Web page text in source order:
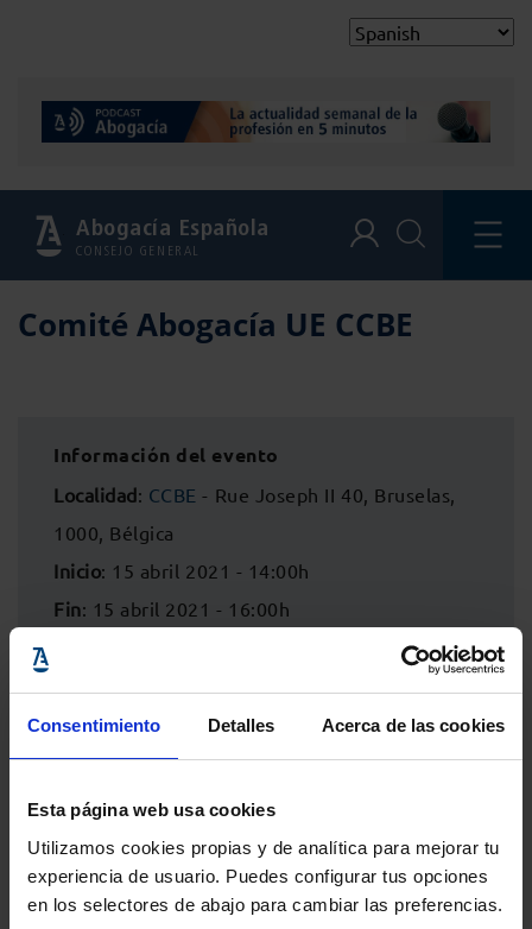
Consentimiento Detalles Acerca de las cookies
Esta página web usa cookies
Utilizamos cookies propias y de analítica para mejorar tu
experiencia de usuario. Puedes configurar tus opciones
en los selectores de abajo para cambiar las preferencias.
Abogacía Española
CONSEJO GENERAL
Comité Abogacía UE CCBE
Información del evento
Localidad: CCBE - Rue Joseph II 40, Bruselas,
1000, Bélgica
Inicio: 15 abril 2021 - 14:00h
Fin: 15 abril 2021 - 16:00h